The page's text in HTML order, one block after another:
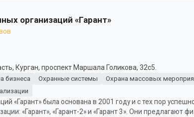
организаций «Гарант»
Курган, проспект Маршала Голикова, 32с5.
бизнеса Охранные системы Охрана массовых
«Гарант» была основана в 2001 году и с тех пор
«Гарант», «Гарант-2» и «Гарант 3». Они предлагают